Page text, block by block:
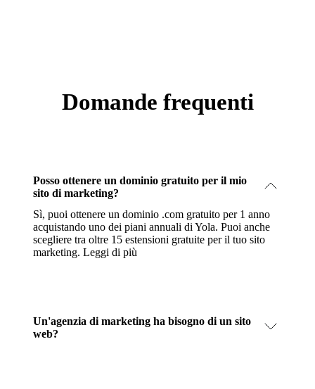
Domande frequenti
Posso ottenere un dominio gratuito per il mio
sito di marketing?
Sì, puoi ottenere un dominio .com gratuito per 1 anno
acquistando uno dei piani annuali di Yola. Puoi anche
scegliere tra oltre 15 estensioni gratuite per il tuo sito
marketing. Leggi di più
Un'agenzia di marketing ha bisogno di un sito
web?